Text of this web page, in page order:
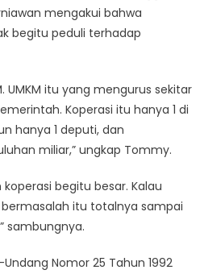
mengakui bahwa
begitu peduli terhadap
UMKM itu yang mengurus sekitar
Koperasi itu hanya 1 di
hanya 1 deputi, dan
miliar,” ungkap Tommy.
begitu besar. Kalau
itu totalnya sampai
sambungnya.
Nomor 25 Tahun 1992